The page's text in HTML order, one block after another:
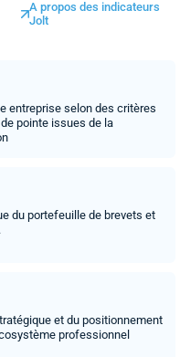
A propos des indicateurs
Jolt
entreprise selon des critères
pointe issues de la
du portefeuille de brevets et
et du positionnement
professionnel